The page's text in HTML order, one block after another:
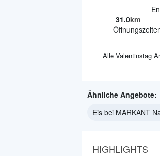
31.0km
Alle Valentinstag
Ähnliche Angebote:
Eis bei MARKANT
HIGHLIGHTS